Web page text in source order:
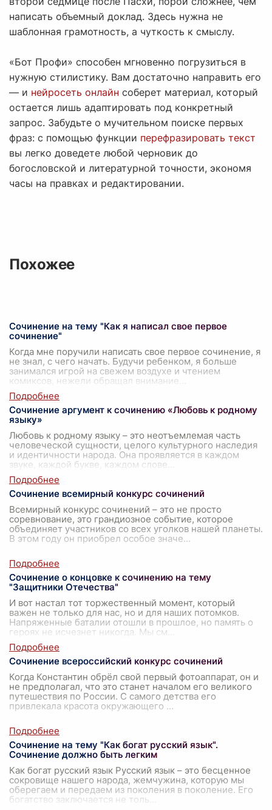
написать объемный доклад. Здесь нужна не
шаблонная грамотность, а чуткость к смыслу.
«Бот Профи» способен мгновенно погрузиться в
нужную стилистику. Вам достаточно направить его
— и нейросеть онлайн соберет материал, который
остается лишь адаптировать под конкретный
запрос. Забудьте о мучительном поиске первых
фраз: с помощью функции перефразировать текст
вы легко доведете любой черновик до
богословской и литературной точности, экономя
часы на правках и редактировании.
Похожее
Сочинение на тему "Как я написал свое первое
сочинение"
Когда мне поручили написать свое первое сочинение, я
не знал, с чего начать. Будучи ребенком, я больше
занимался игрой на свежем воздухе и чтением
комиксов, нежели обращал внимание
Сочинение аргумент к сочинению «Любовь к родному
языку»
Любовь к родному языку – это неотъемлемая часть
человеческой сущности, целого культурного наследия
и идентичности народа. Она проявляется в каждом
звуке, каждой букве, каждом слове
Сочинение всемирный конкурс сочинений
Всемирный конкурс сочинений – это не просто
соревнование, это грандиозное событие, которое
объединяет участников со всех уголков нашей планеты.
В этом году он приобрел особое значе...
Сочинение о концовке к сочинению на тему
"Защитники Отечества"
И вот настал тот торжественный момент, который
важен не только для нас, но и для наших потомков.
Напряженные баталии отошли в прошлое, но память о
героях не исчезнет никогда. Мы см
Сочинение всероссийский конкурс сочинений
Когда Константин обрёл свой первый фотоаппарат, он и
не предполагал, что это станет началом его великого
путешествия по России. С самого детства его
привлекала красота окружающего ...
Сочинение на тему "Как богат русский язык".
Сочинение должно быть легким
Как богат русский язык Русский язык – это бесценное
сокровище нашего народа, жемчужина, которую мы
оберегаем и передаем из поколения в поколение. Его
богатство заключается не толь